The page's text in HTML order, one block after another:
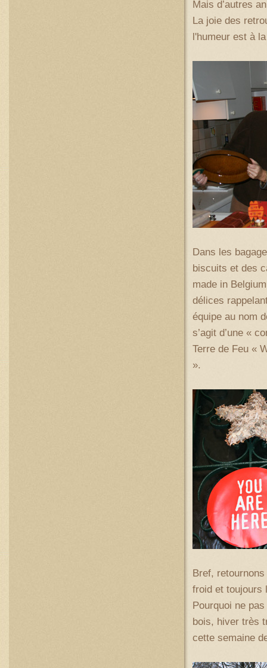
Mais d’autres
La joie des
l'humeur est à
Dans les
biscuits et des
made in
délices
équipe au nom
s’agit d’une «
Terre de Feu «
».
Bref,
froid et toujours
Pourquoi ne
bois, hiver très
cette semaine